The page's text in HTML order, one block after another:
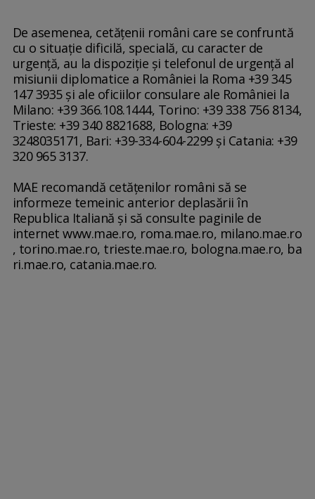
De asemenea, cetăţenii români care se confruntă
cu o situaţie dificilă, specială, cu caracter de
urgenţă, au la dispoziţie şi telefonul de urgenţă al
misiunii diplomatice a României la Roma +39 345
147 3935 şi ale oficiilor consulare ale României la
Milano: +39 366.108.1444, Torino: +39 338 756 8134,
Trieste: +39 340 8821688, Bologna: +39
3248035171, Bari: +39-334-604-2299 şi Catania: +39
320 965 3137.
MAE recomandă cetăţenilor români să se
informeze temeinic anterior deplasării în
Republica Italiană şi să consulte paginile de
internet www.mae.ro, roma.mae.ro, milano.mae.ro
, torino.mae.ro, trieste.mae.ro, bologna.mae.ro, ba
ri.mae.ro, catania.mae.ro.